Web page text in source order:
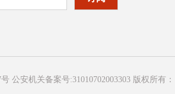
安机关备案号:31010702003303 版权所有：